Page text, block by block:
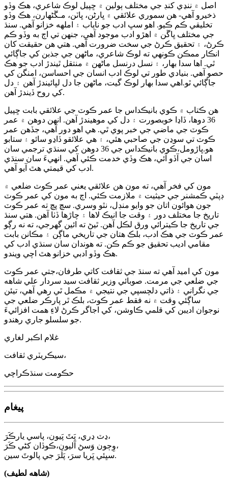
اصل ۾ ننڍي کنڊ جي مختلف ٻولين ۾ ڇپيل لوڪ شاعري، هڪ وڏو
ذخيرو آهي- هن سموري علائقي ۾ ڀارڻن، ڀاٽن، مـڱڻهارن، هڪ وڏو
تخليقي ڪم ڪيو. اهو سڀ ادب جو ناياب ۽ املهه خزانو آهي. سنڌ
جي مختلف ڀاڱن ۾ اهڙو ادب موجود آهي، جنهن تي اڄ به وڏو ڪم
ڪرڻ، ۽ تحقيق ڪرڻ جي سخت ضرورت آهي. هتي هن حقيقت کان
انڪار ممڪن ڪونهي ته لوڪ شاعري، ماڻهن جي جذبن کي جاڳائي
ٿي. اها سدا بهار، ۽ نسل درنسل ماڻهن ۾ منتقل ٿيندڙ ادب جو هڪ
حصو آهي. بنيادي طور تي لوڪ ادب انسان جي احساسن، امنگن کي
جاڳائي ٿو.اهي سدا بهار لوڪ گيت، ماڻهن جا دل لڀائيندڙ آهن ۽ دل
کي روح ڏيندڙ آهن.
هن ڪتاب ۾ ڪوي بانيڪداس جا عمر ڪوٽ جي علائقي بابت ڇپيل
36 دوها، ڏاڍا خوبصورت ۽ دل کي موهيندڙ آهن. انهن دوهن ۾ عمر
ڪوٽ جي ماضي جي خبر پوي ٿي. هي اهو دور آهي، جڏهن عمر
ڪوٽ تي سوڍن جي صاحبي هئي، ۽ هي علائقو ڏاڍو سائو ۽ ستابو
هو.ڀاڙومل،ڪوي بانيڪداس جي 36 دوهن کي سنڌي ترجمي سان
اسان جي آڏو آئي، هڪ وڏي خدمت ڪئي آهي. انهيءَ سان سنڌي
ادب کي قيمتي هٿ آيو آهي.
مون کي فخر آهي، ته مون هن علائقي يعني عمر ڪوٽ ضلعي ۾
ڊپٽي ڪمشنر جي حيثيت ۾ ملازمت ڪئي. اڄ به مون کي عمر ڪوٽ
جون هوائون اتان جو وايو منڊل، نٿو وسري. سچ پچ ته عمر ڪوٽ
تاريخ جا مختلف دور ۽ وقت جا انيڪ لاها ۽ چاڙها ڏٺا آهن. هتي سنڌ
جي تاريخ جا ڪيترائي ورق لڪل آهن. ٿيڻ ته ائين گهرجي، ته نه رڳو
عمر ڪوٽ جي هڪ ادب، بلڪ هتان جي تاريخي ماڳن ۽ مڪانن بابت
مقامي اديب تحقيق جو ڪم ڪن. ته هوندان سان سنڌي ادب کي
هڪ وڏو ادبي خزانو هٿ اچي ويندو.
مون کي اميد آهي ته سنڌ جي ثقافت کاتي طرفان،جتي عمر ڪوٽ
جي ضلعي جي مرمت. صوبائي وزير ثقافت سيد سردار علي شاهه
جي نگراني ۽ ذاتي دلچسپي جي نتيجي ۾ مڪمل ٿي رهي آهي، تيئن
ساڳئي وقت ۾ نه فقط عمر ڪوٽ، بلڪ ٿر پارڪر ضلعي جي
نوجوان اديبن کي قلمي ڪاوشن، کي اجاگر ڪرڻ لاءِ همت افزائيءَ
جو سلسلو جاري رهندو.
غلام اڪبر لغاري
سيڪريٽري ثقافت،
حڪومت سنڌڪراچي
پيغام
ڍٽ ڍري، پَٽَ پَيون، پاسي يارڪَرَ،
وِڄون وَسڻ آليون،ڪوڏان کڻي ڪَرَ،
سڀئي ڀَريا سرَ، پَلَرَ جي پالوٽَ سين.
(شاهه لطيف)